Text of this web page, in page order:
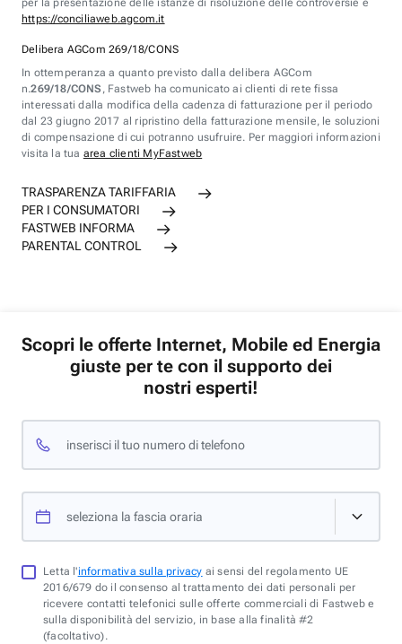
per la presentazione delle istanze di risoluzione delle controversie è
https://conciliaweb.agcom.it
Delibera AGCom 269/18/CONS
In ottemperanza a quanto previsto dalla delibera AGCom
n.269/18/CONS , Fastweb ha comunicato ai clienti di rete fissa
interessati dalla modifica della cadenza di fatturazione per il periodo
dal 23 giugno 2017 al ripristino della fatturazione mensile, le soluzioni
di compensazione di cui potranno usufruire. Per maggiori informazioni
visita la tua area clienti MyFastweb
TRASPARENZA TARIFFARIA
PER I CONSUMATORI
FASTWEB INFORMA
PARENTAL CONTROL
Scopri le offerte Internet, Mobile ed Energia
giuste per te con il supporto dei
nostri esperti!
inserisci il tuo numero di telefono
seleziona la fascia oraria
Letta l'informativa sulla privacy ai sensi del regolamento UE
2016/679 do il consenso al trattamento dei dati personali per
ricevere contatti telefonici sulle offerte commerciali di Fastweb e
sulla disponibilità del servizio, in base alla finalità #2
(facoltativo).